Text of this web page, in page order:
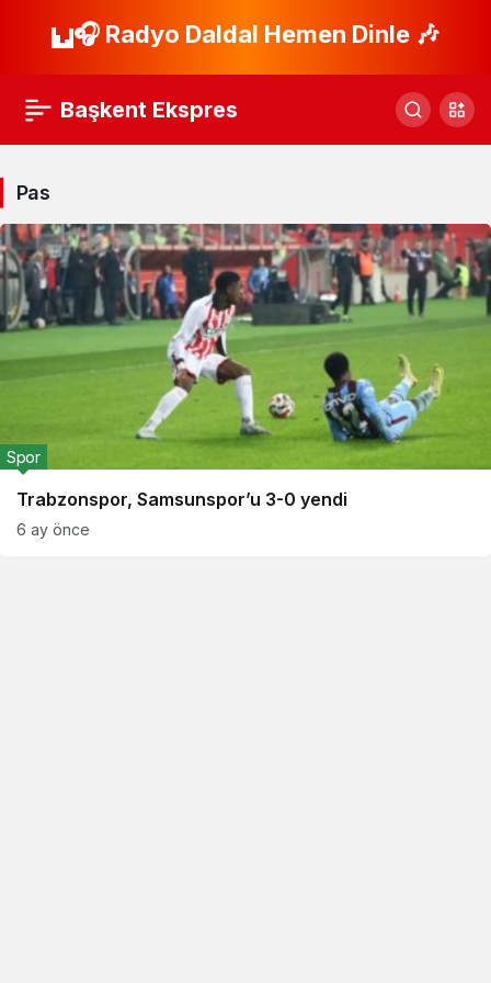
🎧 Radyo Daldal Hemen Dinle 🎶
Başkent Ekspres
Pas
Trabzonspor, Samsunspor’u 3-0 yendi
Spor
6 ay önce